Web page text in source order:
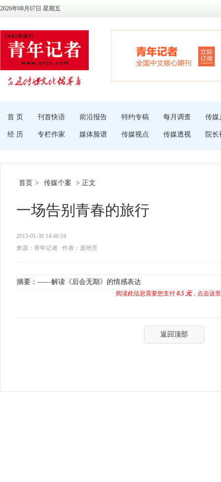
2026年08月07日 星期五
首 页 刊首快语 前沿报告 特约专稿 每月调查 传媒
经 历 专栏作家 媒体脸谱 传媒视点 传媒透视 院长
首页 > 传媒个案 > 正文
一场告别青春的旅行
2015-01-30 14:46:24
来源：青年记者
作者：庞艳芳
摘要：——解读《后会无期》的情感表达
阅读此信息需要您支付 0.5 元，点击这
返回顶部